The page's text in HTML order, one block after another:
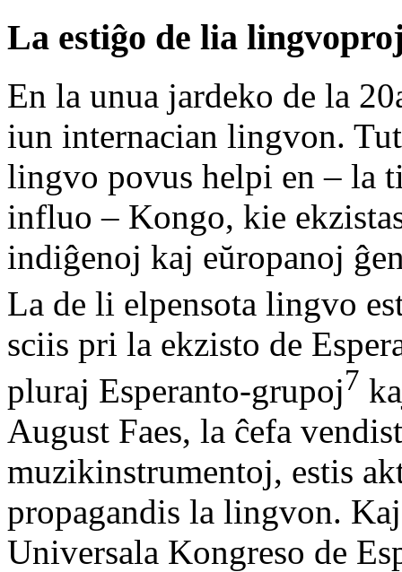
La estiĝo de lia
En la unua jardeko de la
iun internacian lingvon.
lingvo povus helpi en – la
influo – Kongo, kie
indiĝenoj kaj eŭropanoj
La de li elpensota lingvo
sciis pri la ekzisto de
pluraj Esperanto-grupoj7
August Faes, la ĉefa
muzikinstrumentoj, estis
propagandis la lingvon.
Universala Kongreso de